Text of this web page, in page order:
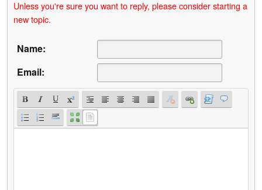
Unless you're sure you want to reply, please consider starting a
new topic.
Name:
Email: